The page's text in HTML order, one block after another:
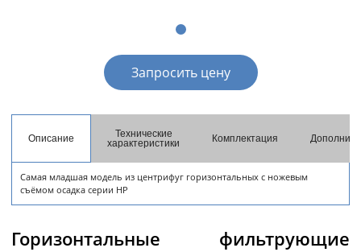
Центрифуги с верхней разгрузкой и прямым
Центрифуги с верхней разгрузкой и откидным
Центрифуги с нижней выгрузкой и ножевым
съёмом осадка автомат
Центрифуги с нижней выгрузкой и ножевым
съёмом осадка полуавтомат
Центрифуги с нижней выгрузкой, ножевым
съёмом осадка и натяжным мешком
Центрифуги горизонтальные консольного типа
Центрифуги горизонтальные с ножевым
съёмом осадка
Центрифуги горизонтальные с ножевым
съёмом осадка и сифоном
Центрифуги горизонтальные во
взрывобезопасном исполнении
Центрифуги горизонтальные с пульсирующей
выгрузкой осадка
Трубчатые центрифуги
Далее
Запросить цену
Описание
Технические
характеристики
Комплектация
Самая младшая модель из центрифуг горизонтальных с ножевым
съёмом осадка серии HP
Горизонтальные фильтрующие